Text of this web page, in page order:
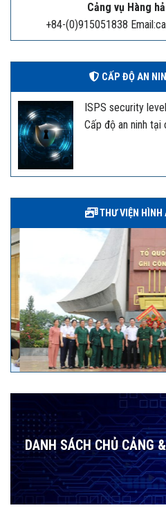
Cảng vụ Hàng
+84-(0)915051838
CẤP ĐỘ AN
ISPS security
Cấp độ an ninh tại
THƯ VIỆN HÌNH
DANH SÁCH CHỦ CẢNG